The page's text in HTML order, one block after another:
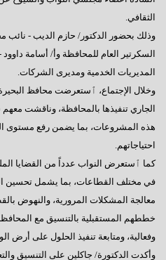
الثقافي.
وذلك بحضور الدكتور/ حازم الديب - نائب
السكرتير العام للمحافظة وأ/ أسامة
المديريات الخدمية ومديرى الشركات.
وخلال الإجتماع، ٱستعرضت محافظ
الجاري تنفيذها بالمحافظة، وناقشت
هذه المشروعات، بما يضمن رفع مستوى
احتياجاتهم.
كما ٱستعرض النواب عدداً من القضايا
في مختلف القطاعات، بما يشمل تحسين
معالجة المشكلات المرورية، والنهوض
خططهم المستقبلية بالتنسيق مع
وفعالية، ومتابعة تنفيذ الحلول على أرض
وأكدت الدكتورة/ جاكلين على التنسيق